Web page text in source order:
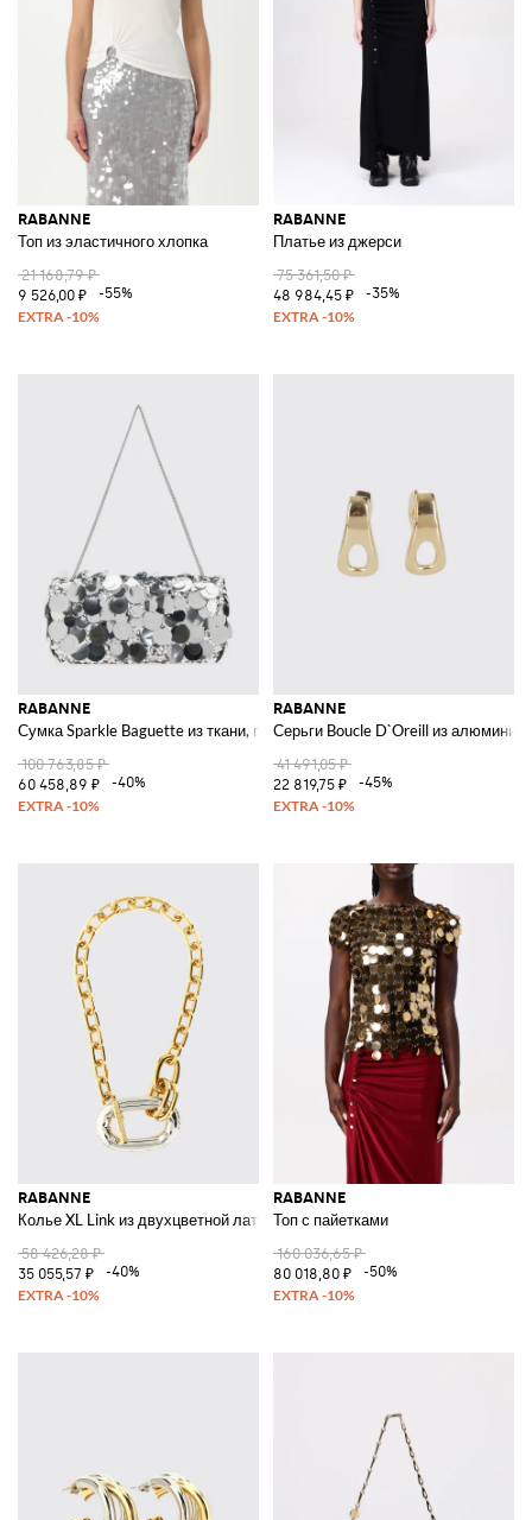
RABANNE
Топ из эластичного хлопка
21 168,79 ₽
9 526,00 ₽
-55%
RABANNE
Платье из джерси
75 361,50 ₽
48 984,45 ₽
-35%
RABANNE
Сумка Sparkle Baguette из ткани, покрытой пайетками
100 763,85 ₽
60 458,89 ₽
-40%
RABANNE
Серьги Boucle D`Oreill из алюминия
41 491,05 ₽
22 819,75 ₽
-45%
RABANNE
Колье XL Link из двухцветной латуни
58 426,28 ₽
35 055,57 ₽
-40%
RABANNE
Топ с пайетками
160 036,65 ₽
80 018,80 ₽
-50%